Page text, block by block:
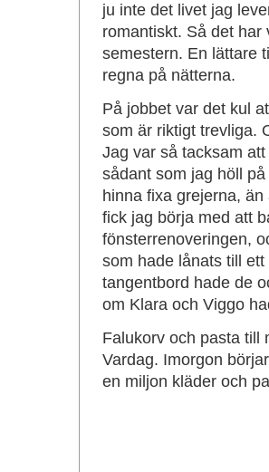
ju inte det livet jag
romantiskt. Så det har
semestern. En lättare
regna på nätterna.
På jobbet var det kul
som är riktigt trevliga.
Jag var så tacksam
sådant som jag höll
hinna fixa grejerna,
fick jag börja med att
fönsterrenoveringen,
som hade lånats till
tangentbord hade de
om Klara och Viggo
Falukorv och pasta till
Vardag. Imorgon
en miljon kläder och